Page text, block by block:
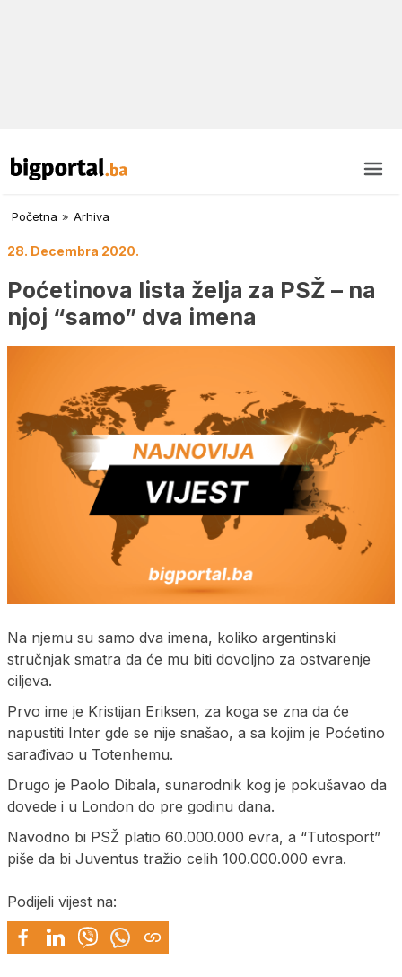
Početna » Arhiva
28. Decembra 2020.
Poćetinova lista želja za PSŽ – na
njoj “samo” dva imena
Na njemu su samo dva imena, koliko argentinski
stručnjak smatra da će mu biti dovoljno za ostvarenje
ciljeva.
Prvo ime je Kristijan Eriksen, za koga se zna da će
napustiti Inter gde se nije snašao, a sa kojim je Poćetino
sarađivao u Totenhemu.
Drugo je Paolo Dibala, sunarodnik kog je pokušavao da
dovede i u London do pre godinu dana.
Navodno bi PSŽ platio 60.000.000 evra, a “Tutosport”
piše da bi Juventus tražio celih 100.000.000 evra.
Podijeli vijest na: